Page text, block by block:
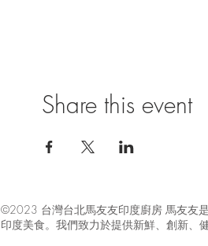
Share this event
©2023 台灣台北馬友友印度廚房 馬友友
印度美食。我們致力於提供新鮮、創新、